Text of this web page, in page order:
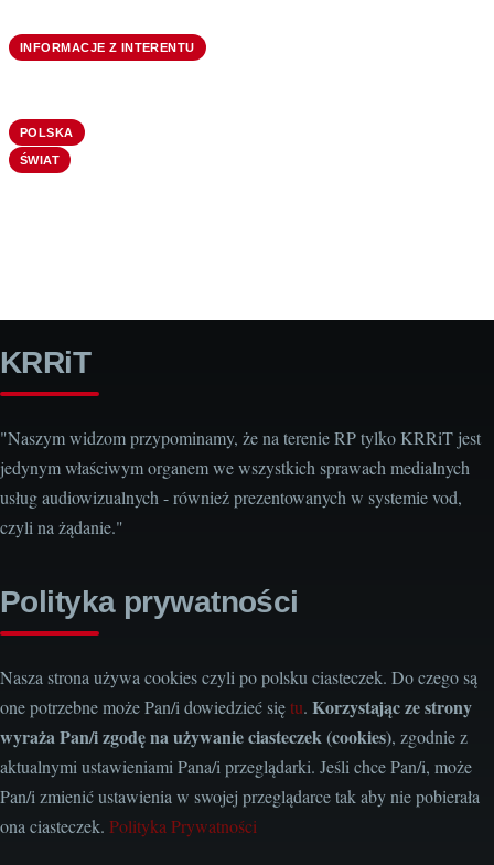
INFORMACJE Z INTERENTU
POLSKA
ŚWIAT
KRRiT
"Naszym widzom przypominamy, że na terenie RP tylko KRRiT jest
jedynym właściwym organem we wszystkich sprawach medialnych
usług audiowizualnych - również prezentowanych w systemie vod,
czyli na żądanie."
Polityka prywatności
Nasza strona używa cookies czyli po polsku ciasteczek. Do czego są
one potrzebne może Pan/i dowiedzieć siętu. Korzystając ze strony
wyraża Pan/i zgodę na używanie ciasteczek (cookies), zgodnie z
aktualnymi ustawieniami Pana/i przeglądarki. Jeśli chce Pan/i, może
Pan/i zmienić ustawienia w swojej przeglądarce tak aby nie pobierała
ona ciasteczek. Polityka Prywatności